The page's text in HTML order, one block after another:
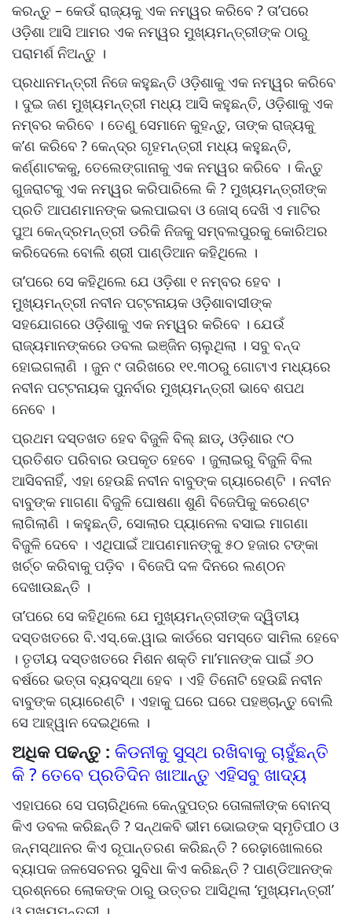
କରନ୍ତୁ – କେଉଁ ରାଜ୍ୟକୁ ଏକ ନମ୍ୱର କରିବେ ? ତା’ପରେ
ଓଡ଼ିଶା ଆସି ଆମର ଏକ ନମ୍ୱର ମୁଖ୍ୟମନ୍ତ୍ରୀଙ୍କ ଠାରୁ
ପରାମର୍ଶ ନିଅନ୍ତୁ ।
ପ୍ରଧାନମନ୍ତ୍ରୀ ନିଜେ କହୁଛନ୍ତି ଓଡ଼ିଶାକୁ ଏକ ନମ୍ୱର କରିବେ
। ଦୁଇ ଜଣ ମୁଖ୍ୟମନ୍ତ୍ରୀ ମଧ୍ୟ ଆସି କହୁଛନ୍ତି, ଓଡ଼ିଶାକୁ ଏକ
ନମ୍ବର କରିବେ । ତେଣୁ ସେମାନେ କୁହନ୍ତୁ, ତାଙ୍କ ରାଜ୍ୟକୁ
କ’ଣ କରିବେ ? କେନ୍ଦ୍ର ଗୃହମନ୍ତ୍ରୀ ମଧ୍ୟ କହୁଛନ୍ତି,
କର୍ଣ୍ଣାଟକକୁ, ତେଲେଙ୍ଗାନାକୁ ଏକ ନମ୍ୱର କରିବେ । କିନ୍ତୁ
ଗୁଜରାଟକୁ ଏକ ନମ୍ୱର କରିପାରିଲେ କି ? ମୁଖ୍ୟମନ୍ତ୍ରୀଙ୍କ
ପ୍ରତି ଆପଣମାନଙ୍କ ଭଲପାଇବା ଓ ଜୋସ୍‍ ଦେଖି ଏ ମାଟିର
ପୁଅ କେନ୍ଦ୍ରମନ୍ତ୍ରୀ ଡରିକି ନିଜକୁ ସମ୍ବଲପୁରକୁ କୋରିଅର
କରିଦେଲେ ବୋଲି ଶ୍ରୀ ପାଣ୍ଡିଆନ କହିଥିଲେ ।
ତା’ପରେ ସେ କହିଥିଲେ ଯେ ଓଡ଼ିଶା ୧ ନମ୍ବର ହେବ ।
ମୁଖ୍ୟମନ୍ତ୍ରୀ ନବୀନ ପଟ୍ଟନାୟକ ଓଡ଼ିଶାବାସୀଙ୍କ
ସହଯୋଗରେ ଓଡ଼ିଶାକୁ ଏକ ନମ୍ୱର କରିବେ । ଯେଉଁ
ରାଜ୍ୟମାନଙ୍କରେ ଡବଲ ଇଞ୍ଜିନ ଚାଲୁଥିଲା । ସବୁ ବନ୍ଦ
ହୋଇଗଲାଣି । ଜୁନ ୯ ତାରିଖରେ ୧୧.୩୦ରୁ ଗୋଟାଏ ମଧ୍ୟରେ
ନବୀନ ପଟ୍ଟନାୟକ ପୁନର୍ବାର ମୁଖ୍ୟମନ୍ତ୍ରୀ ଭାବେ ଶପଥ
ନେବେ ।
ପ୍ରଥମ ଦସ୍ତଖତ ହେବ ବିଜୁଳି ବିଲ୍‍ ଛାଡ୍‍, ଓଡ଼ିଶାର ୯୦
ପ୍ରତିଶତ ପରିବାର ଉପକୃତ ହେବେ । ଜୁଲାଇରୁ ବିଜୁଳି ବିଲ
ଆସିବନାହିଁ, ଏହା ହେଉଛି ନବୀନ ବାବୁଙ୍କ ଗ୍ୟାରେଣ୍ଟି । ନବୀନ
ବାବୁଙ୍କ ମାଗଣା ବିଜୁଳି ଘୋଷଣା ଶୁଣି ବିଜେପିକୁ କରେଣ୍ଟ
ଲାଗିଲାଣି । କହୁଛନ୍ତି, ସୋଲାର ପ୍ୟାନେଲ ବସାଇ ମାଗଣା
ବିଜୁଳି ଦେବେ । ଏଥିପାଇଁ ଆପଣମାନଙ୍କୁ ୫୦ ହଜାର ଟଙ୍କା
ଖର୍ଚ୍ଚ କରିବାକୁ ପଡ଼ିବ । ବିଜେପି ଦଳ ଦିନରେ ଲଣ୍ଠନ
ଦେଖାଉଛନ୍ତି ।
ତା’ପରେ ସେ କହିଥିଲେ ଯେ ମୁଖ୍ୟମନ୍ତ୍ରୀଙ୍କ ଦ୍ୱିତୀୟ
ଦସ୍ତଖତରେ ବି.ଏସ୍‍.କେ.ୱାଇ କାର୍ଡରେ ସମସ୍ତେ ସାମିଲ ହେବେ
। ତୃତୀୟ ଦସ୍ତଖତରେ ମିଶନ ଶକ୍ତି ମା’ମାନଙ୍କ ପାଇଁ ୬୦
ବର୍ଷରେ ଭତ୍ତା ବ୍ୟବସ୍ଥା ହେବ । ଏହି ତିନୋଟି ହେଉଛି ନବୀନ
ବାବୁଙ୍କ ଗ୍ୟାରେଣ୍ଟି । ଏହାକୁ ଘରେ ଘରେ ପହଞ୍ଚାନ୍ତୁ ବୋଲି
ସେ ଆହ୍ୱାନ ଦେଇଥିଲେ ।
ଅଧିକ ପଢନ୍ତୁ : କିଡନୀକୁ ସୁସ୍ଥ ରଖିବାକୁ ଚାହୁଁଛନ୍ତି
କି ? ତେବେ ପ୍ରତିଦିନ ଖାଆନ୍ତୁ ଏହିସବୁ ଖାଦ୍ୟ
ଏହାପରେ ସେ ପଚାରିଥିଲେ କେନ୍ଦୁପତ୍ର ତୋଳାଳୀଙ୍କ ବୋନସ୍‍
କିଏ ଡବଲ କରିଛନ୍ତି ? ସନ୍ଥକବି ଭୀମ ଭୋଇଙ୍କ ସ୍ମୃତିପୀଠ ଓ
ଜନ୍ମସ୍ଥାନର କିଏ ରୂପାନ୍ତରଣ କରିଛନ୍ତି ? ରେଢ଼ାଖୋଲରେ
ବ୍ୟାପକ ଜଳସେଚନର ସୁବିଧା କିଏ କରିଛନ୍ତି ? ପାଣ୍ଡିଆନଙ୍କ
ପ୍ରଶ୍ନରେ ଲୋକଙ୍କ ଠାରୁ ଉତ୍ତର ଆସିଥିଲା ‘ମୁଖ୍ୟମନ୍ତ୍ରୀ’